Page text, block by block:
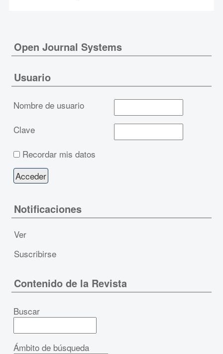
Open Journal Systems
Usuario
Nombre de usuario
Clave
Recordar mis datos
Notificaciones
Ver
Suscribirse
Contenido de la Revista
Buscar
Ámbito de búsqueda